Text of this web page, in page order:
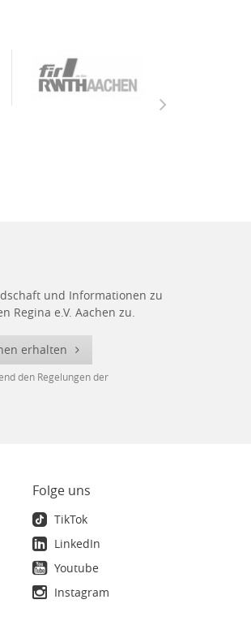
und Informationen zu
Regina e.V. Aachen zu.
erhalten
den Regelungen der
Folge uns
TikTok
LinkedIn
Youtube
Instagram